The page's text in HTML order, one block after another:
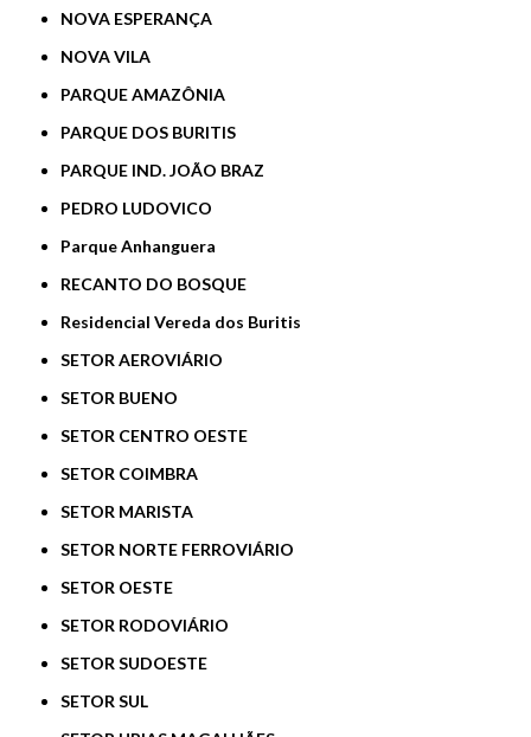
NOVA ESPERANÇA
NOVA VILA
PARQUE AMAZÔNIA
PARQUE DOS BURITIS
PARQUE IND. JOÃO BRAZ
PEDRO LUDOVICO
Parque Anhanguera
RECANTO DO BOSQUE
Residencial Vereda dos Buritis
SETOR AEROVIÁRIO
SETOR BUENO
SETOR CENTRO OESTE
SETOR COIMBRA
SETOR MARISTA
SETOR NORTE FERROVIÁRIO
SETOR OESTE
SETOR RODOVIÁRIO
SETOR SUDOESTE
SETOR SUL